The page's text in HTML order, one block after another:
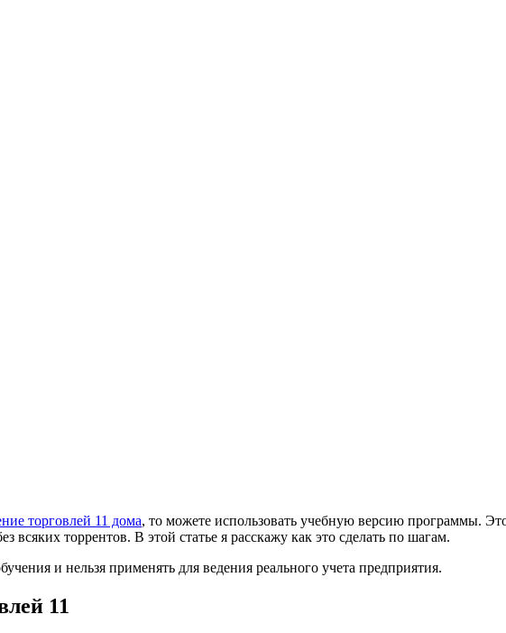
торговлей 11 дома, то можете использовать учебную версию программы.
торрентов. В этой статье я расскажу как это сделать по шагам.
и нельзя применять для ведения реального учета предприятия.
11